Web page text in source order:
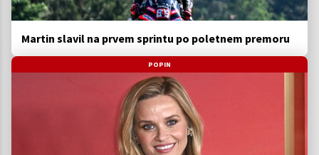
Martin slavil na prvem sprintu po poletnem premoru
POPIN